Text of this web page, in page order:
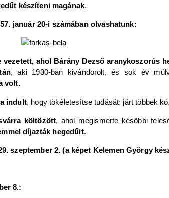
készíteni magának.
január 20-i számában olvashatunk:
vezetett, ahol Bárány Dezső aranykoszorús
, aki 1930-ban kivándorolt, és sok év
volt.
indult, hogy tökéletesítse tudását: járt többek
költözött, ahol megismerte későbbi
díjazták hegedűit.
szeptember 2. (a képet Kelemen György
8.: